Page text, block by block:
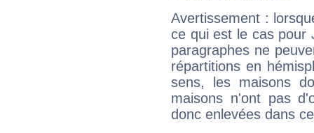
Avertissement :
ce qui est le cas pour
paragraphes ne
répartitions en
sens, les maisons
maisons n'ont pas
donc enlevées dans